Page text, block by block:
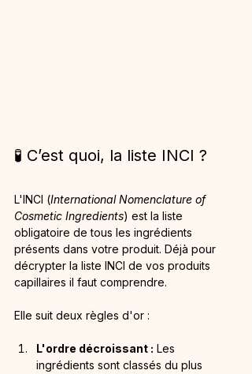
🧪 C’est quoi, la liste INCI ?
L'INCI (International Nomenclature of
Cosmetic Ingredients) est la liste
obligatoire de tous les ingrédients
présents dans votre produit. Déjà pour
décrypter la liste INCI de vos produits
capillaires il faut comprendre.
Elle suit deux règles d'or :
L'ordre décroissant : Les
ingrédients sont classés du plus